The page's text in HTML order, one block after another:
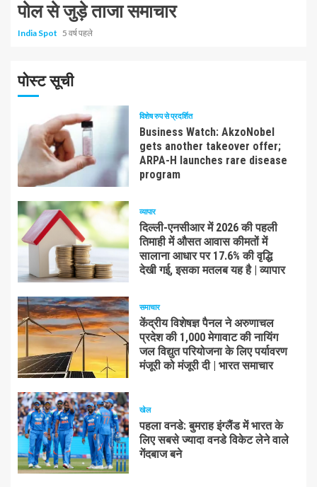
पोल से जुड़े ताजा समाचार
India Spot 5 वर्ष पहले
पोस्ट सूची
विशेष रुप से प्रदर्शित
Business Watch: AkzoNobel
gets another takeover offer;
ARPA-H launches rare disease
program
व्यापार
दिल्ली-एनसीआर में 2026 की पहली
तिमाही में औसत आवास कीमतों में
सालाना आधार पर 17.6% की वृद्धि
देखी गई, इसका मतलब यह है | व्यापार
समाचार
केंद्रीय विशेषज्ञ पैनल ने अरुणाचल
प्रदेश की 1,000 मेगावाट की नायिंग
जल विद्युत परियोजना के लिए पर्यावरण
मंजूरी को मंजूरी दी | भारत समाचार
खेल
पहला वनडे: बुमराह इंग्लैंड में भारत के
लिए सबसे ज्यादा वनडे विकेट लेने वाले
गेंदबाज बने